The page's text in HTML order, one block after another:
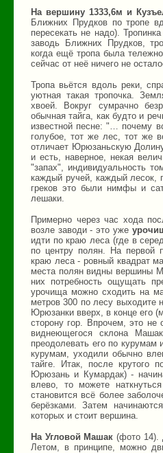
На вершину 1333,6м и
Ближних Прудков по тропе
пересекать не надо).
заводь Ближних Прудков,
когда ещё тропа была
сейчас от неё ничего не
Тропа вьётся вдоль реки,
уютная такая тропочка.
хвоей. Вокруг сумрачно
обычная тайга, как будто и
известной песне: "… почему
голубое, тот же лес, тот же
отличает Юрюзаньскую
и есть, наверное, некая
"запах", индивидуальность
каждый ручей, каждый лесок,
греков это были нимфы и
лешаки.
Примерно через час хода
возле заводи - это уже
идти по краю леса (где в
по центру полян. На первой
краю леса - ровный квадрат
места полян видны вершины
них потребность ощущать
урочища можно сходить на
метров 300 по лесу выходите
Юрюзанки вверх, в конце его
сторону гор. Впрочем, это
виднеющегося склона
преодолевать его по
курумам, уходили обычно
тайге. Итак, после
Юрюзань и Кумардак) -
влево, то можете
становится всё более
берёзками. Затем
которых и стоит вершина.
На Угловой Машак (фото 14).
Летом, в принципе, можно